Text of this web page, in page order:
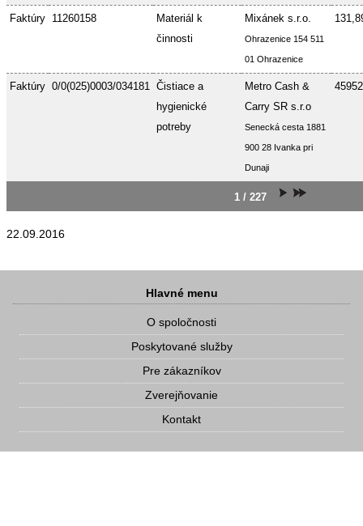
Faktúry 11260158
Materiál k
činnosti
Mixánek s.r.o.
Ohrazenice 154 511
01 Ohrazenice
Faktúry 0/0(025)0003/034181 Čistiace a
hygienické
potreby
Metro Cash &
Carry SR s.r.o
Senecká cesta 1881
900 28 Ivanka pri
Dunaji
1 / 227
22.09.2016
Hlavné menu
O spoločnosti
Poskytované služby
Pre zákazníkov
Zverejňovanie
Kontakt